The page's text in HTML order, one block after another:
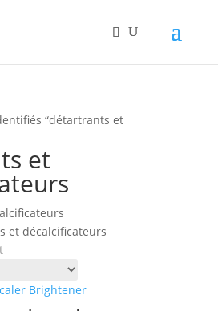
“détartrants et
et
et décalcificateurs